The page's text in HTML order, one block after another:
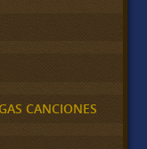
CANCIONES